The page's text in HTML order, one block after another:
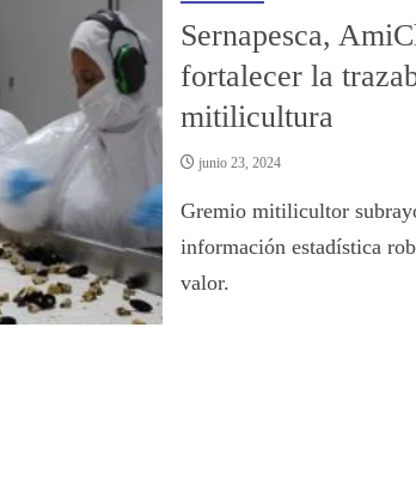
Sernapesca,
fortalecer la
mitilicultura
junio 23, 2024
Gremio mitilicultor
información estadística
valor.